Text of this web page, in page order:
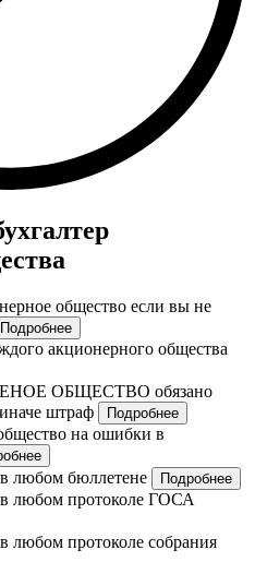
общество если вы не
Подробнее
акционерного общества
ОБЩЕСТВО обязано
штраф
Подробнее
на ошибки в
любом бюллетене Подробнее
любом протоколе ГОСА
любом протоколе собрания